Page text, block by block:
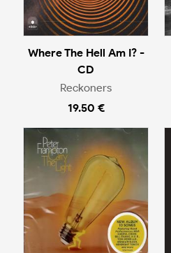
Where The Hell Am I? -
CD
Reckoners
19.50 €